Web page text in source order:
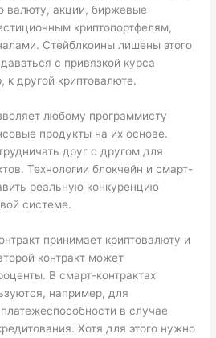
валюту, акции, биржевые
криптопортфелям,
Стейблкоины лишены этого
с привязкой курса
к другой криптовалюте.
любому программисту
продукты на их основе.
друг с другом для
Технологии блокчейн и смарт-
реальную конкуренцию
системе.
принимает криптовалюту и
контракт может
В смарт-контрактах
например, для
в случае
Хотя для этого нужно